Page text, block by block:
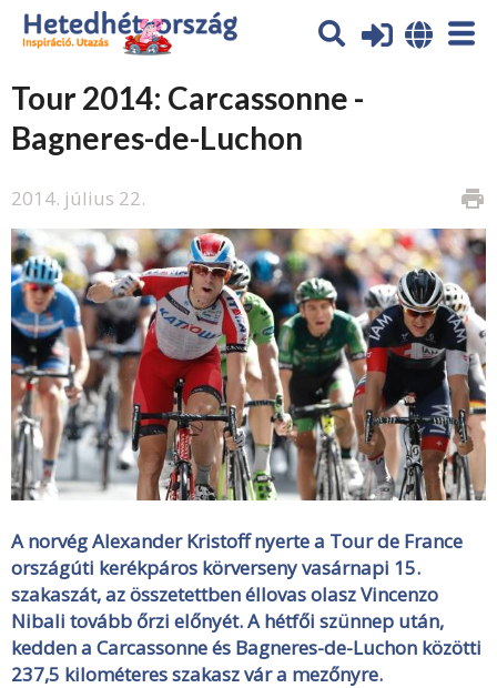
Tour 2014: Carcassonne -
Bagneres-de-Luchon
2014. július 22. print
A norvég Alexander Kristoff nyerte a Tour de France
országúti kerékpáros körverseny vasárnapi 15.
szakaszát, az összetettben éllovas olasz Vincenzo
Nibali tovább őrzi előnyét. A hétfői szünnep után,
kedden a Carcassonne és Bagneres-de-Luchon közötti
237,5 kilométeres szakasz vár a mezőnyre.